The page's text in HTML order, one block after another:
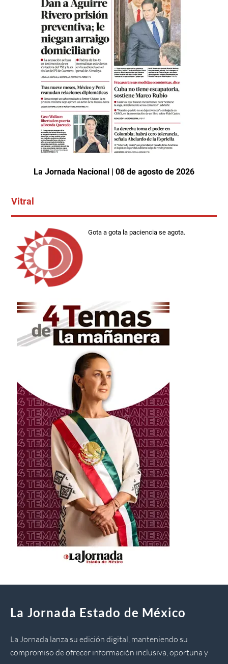
La Jornada Nacional | 08 de agosto de 2026
Vitral
Gota a gota la paciencia se agota.
La Jornada Estado de México
La Jornada lanza su edición digital, manteniendo su
compromiso de ofrecer información inclusiva, oportuna y